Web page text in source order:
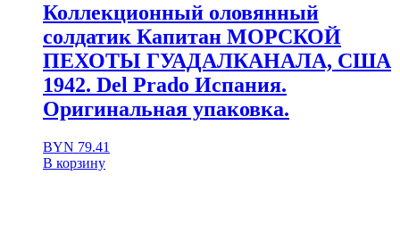
Коллекционный оловянный
солдатик Капитан МОРСКОЙ
ПЕХОТЫ ГУАДАЛКАНАЛА, США
1942. Del Prado Испания.
Оригинальная упаковка.
BYN 79.41
В корзину